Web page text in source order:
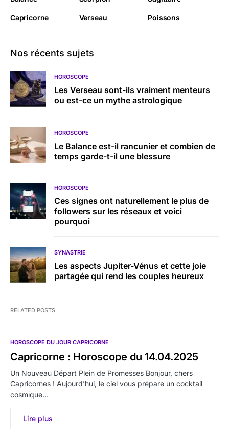
Capricorne Verseau Poissons
Nos récents sujets
HOROSCOPE
Les Verseau sont-ils vraiment menteurs
ou est-ce un mythe astrologique
HOROSCOPE
Le Balance est-il rancunier et combien de
temps garde-t-il une blessure
HOROSCOPE
Ces signes ont naturellement le plus de
followers sur les réseaux et voici
pourquoi
SYNASTRIE
Les aspects Jupiter-Vénus et cette joie
partagée qui rend les couples heureux
RELATED POSTS
HOROSCOPE DU JOUR CAPRICORNE
Capricorne : Horoscope du 14.04.2025
Un Nouveau Départ Plein de Promesses Bonjour, chers
Capricornes ! Aujourd’hui, le ciel vous prépare un cocktail
cosmique…
Lire plus